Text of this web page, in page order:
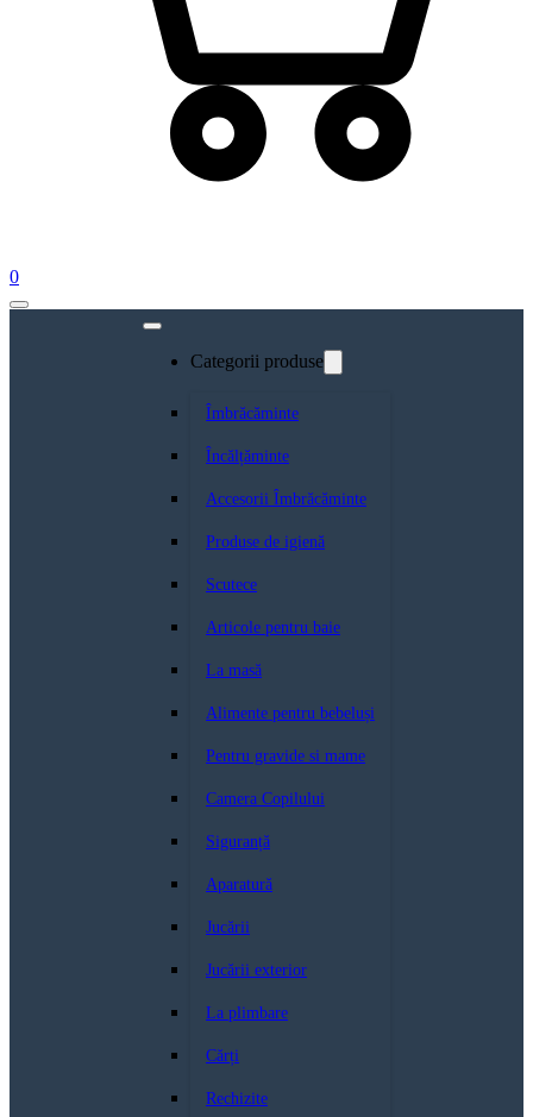
0
Categorii produse
Îmbrăcăminte
Încălțăminte
Accesorii Îmbrăcăminte
Produse de igienă
Scutece
Articole pentru baie
La masă
Alimente pentru bebeluși
Pentru gravide si mame
Camera Copilului
Siguranță
Aparatură
Jucării
Jucării exterior
La plimbare
Cărți
Rechizite